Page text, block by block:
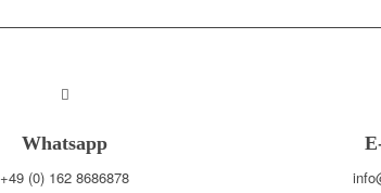
Whatsapp
+49 (0) 162 8686878